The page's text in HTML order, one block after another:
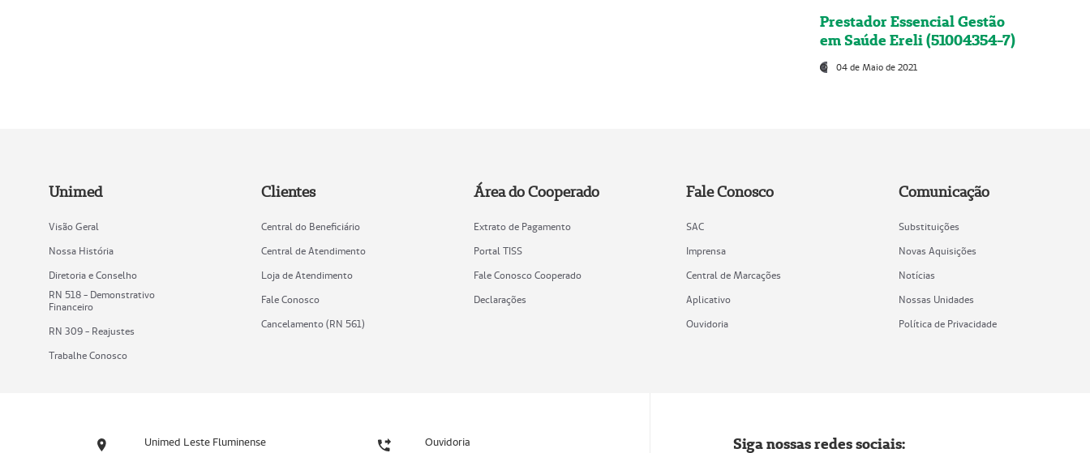
Prestador Essencial Gestão
em Saúde Ereli (51004354-7)
04 de Maio de 2021
Unimed
Visão Geral
Nossa História
Diretoria e Conselho
RN 518 - Demonstrativo
Financeiro
RN 309 - Reajustes
Trabalhe Conosco
Clientes
Central do Beneficiário
Central de Atendimento
Loja de Atendimento
Fale Conosco
Cancelamento (RN 561)
Área do Cooperado
Extrato de Pagamento
Portal TISS
Fale Conosco Cooperado
Declarações
Fale Conosco
SAC
Imprensa
Central de Marcações
Aplicativo
Ouvidoria
Comunicação
Substituições
Novas Aquisições
Notícias
Nossas Unidades
Política de Privacidade
Unimed Leste Fluminense Ouvidoria Siga nossas redes sociais: